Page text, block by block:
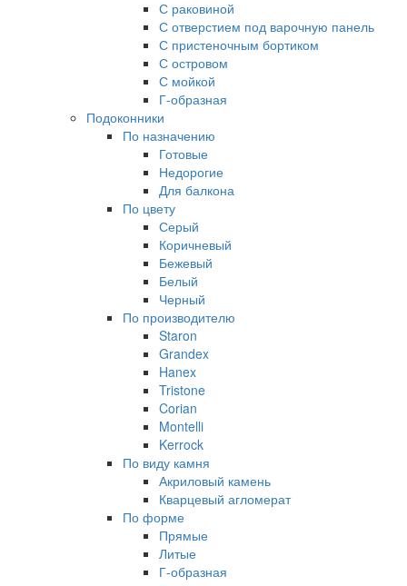
С раковиной
С отверстием под варочную панель
С пристеночным бортиком
С островом
С мойкой
Г-образная
Подоконники
По назначению
Готовые
Недорогие
Для балкона
По цвету
Серый
Коричневый
Бежевый
Белый
Черный
По производителю
Staron
Grandex
Hanex
Tristone
Corian
Montelli
Kerrock
По виду камня
Акриловый камень
Кварцевый агломерат
По форме
Прямые
Литые
Г-образная